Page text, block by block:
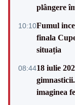
plângere
10:10Fumul
finala
situația
08:4418 iulie
imaginea